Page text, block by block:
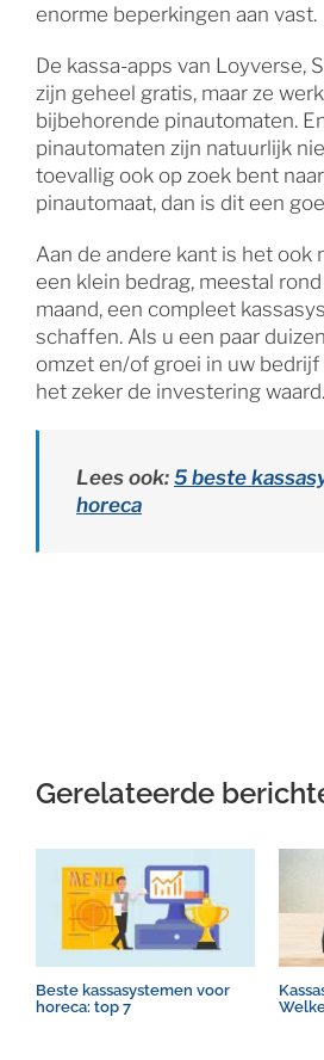
enorme beperkingen aan vast.
De kassa-apps van Loyverse,
zijn geheel gratis, maar ze
bijbehorende pinautomaten.
pinautomaten zijn natuurlijk
toevallig ook op zoek bent
pinautomaat, dan is dit een
Aan de andere kant is het ook
een klein bedrag, meestal
maand, een compleet
schaffen. Als u een paar
omzet en/of groei in uw bedrijf
het zeker de investering waard.
Lees ook: 5 beste
horeca
Gerelateerde
Beste kassasystemen voor
horeca: top 7